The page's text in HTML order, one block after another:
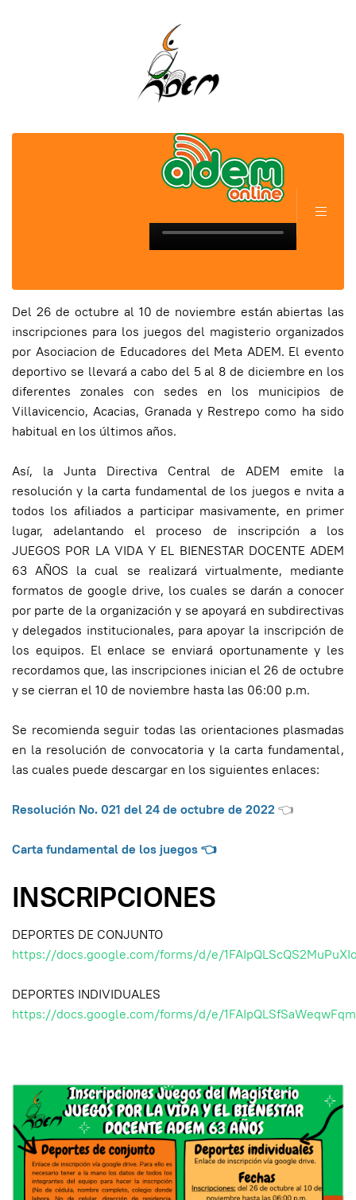
Del 26 de octubre al 10 de noviembre están abiertas las
inscripciones para los juegos del magisterio organizados
por Asociacion de Educadores del Meta ADEM. El evento
deportivo se llevará a cabo del 5 al 8 de diciembre en los
diferentes zonales con sedes en los municipios de
Villavicencio, Acacias, Granada y Restrepo como ha sido
habitual en los últimos años.
Así, la Junta Directiva Central de ADEM emite la
resolución y la carta fundamental de los juegos e nvita a
todos los afiliados a participar masivamente, en primer
lugar, adelantando el proceso de inscripción a los
JUEGOS POR LA VIDA Y EL BIENESTAR DOCENTE ADEM
63 AÑOS la cual se realizará virtualmente, mediante
formatos de google drive, los cuales se darán a conocer
por parte de la organización y se apoyará en subdirectivas
y delegados institucionales, para apoyar la inscripción de
los equipos. El enlace se enviará oportunamente y les
recordamos que, las inscripciones inician el 26 de octubre
y se cierran el 10 de noviembre hasta las 06:00 p.m.
Se recomienda seguir todas las orientaciones plasmadas
en la resolución de convocatoria y la carta fundamental,
las cuales puede descargar en los siguientes enlaces:
Resolución No. 021 del 24 de octubre de 2022 👈
Carta fundamental de los juegos👈
INSCRIPCIONES
DEPORTES DE CONJUNTO
https://docs.google.com/forms/d/e/
DEPORTES INDIVIDUALES
https://docs.google.com/forms/d/e/